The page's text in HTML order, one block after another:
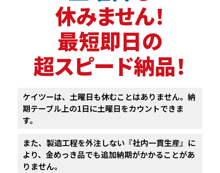
休みません！
最短即日の
超スピード納品！
ケイツーは、土曜日も休むことはありません。 納
期テーブル上の1日に土曜日をカウントできま
す。
また、製造工程を外注しない『社内一貫生産』に
より、 金めっき品でも追加納期がかかることがあ
りません。